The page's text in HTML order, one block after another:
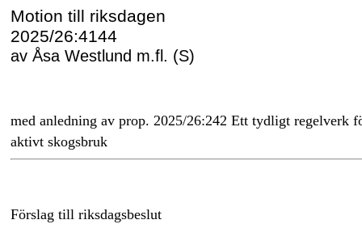
Motion till riksdagen
2025/26:4144
av Åsa Westlund m.fl. (S)
med anledning av prop. 2025/26:242 Ett tydligt regelverk
aktivt skogsbruk
Förslag till riksdagsbeslut